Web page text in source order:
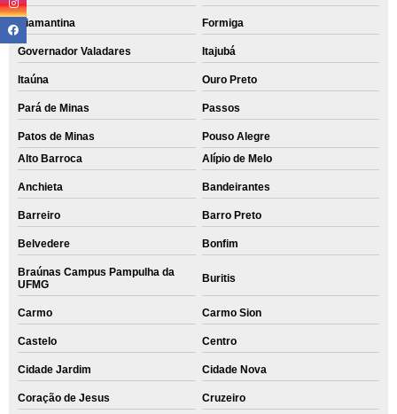
Diamantina Formiga
Governador Valadares Itajubá
Itaúna Ouro Preto
Pará de Minas Passos
Patos de Minas
Pouso Alegre
Alto Barroca
Alípio de Melo
Anchieta Bandeirantes
Barreiro Barro Preto
Belvedere Bonfim
Braúnas Campus Pampulha da
UFMG
Buritis
Carmo Carmo Sion
Castelo Centro
Cidade Jardim Cidade Nova
Coração de Jesus Cruzeiro